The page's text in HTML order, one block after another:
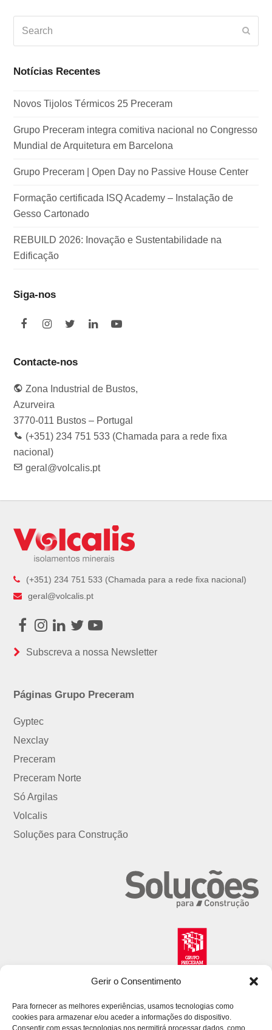
Gerir o Consentimento
Para fornecer as melhores experiências, usamos tecnologias como
cookies para armazenar e/ou aceder a informações do dispositivo.
Consentir com essas tecnologias nos permitirá processar dados, como
Notícias Recentes
Novos Tijolos Térmicos 25 Preceram
Grupo Preceram integra comitiva nacional no Congresso
Mundial de Arquitetura em Barcelona
Grupo Preceram | Open Day no Passive House Center
Formação certificada ISQ Academy – Instalação de
Gesso Cartonado
REBUILD 2026: Inovação e Sustentabilidade na
Edificação
Siga-nos
F
e
o
o
k
I
t
g
r
a
m
T
t
e
r
L
d
I
Y
b
e
Contacte-nos
Zona Industrial de Bustos,
Azurveira
3770-011 Bustos – Portugal
(+351) 234 751 533 (Chamada para a rede fixa
nacional)
geral@volcalis.pt
(+351) 234 751 533 (Chamada para a rede fixa nacional)
geral@volcalis.pt
Facebook
Instagram
LinkedIn
TwitterYoutube
Subscreva a nossa Newsletter
Páginas Grupo Preceram
Gyptec
Nexclay
Preceram
Preceram Norte
Só Argilas
Volcalis
Soluções para Construção